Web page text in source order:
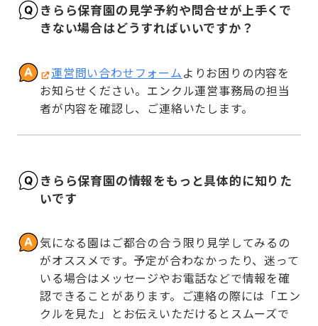
きらら保育園の見学予約や問合せが上手くで
きない場合はどうすればいいですか？
運営問い合わせフォームよりお困りの内容を
お知らせください。エンクル運営事務局の担当
者が内容を確認し、ご連絡いたします。
きらら保育園の情報をもっと具体的に知りた
いです
気になる園はご都合の合う限り見学してみるの
がオススメです。予定が合わなかったり、迷って
いる場合はメッセージやお電話などで情報を確
認できることがあります。ご連絡の際には「エン
クルを見た」とお伝えいただけるとスムーズで